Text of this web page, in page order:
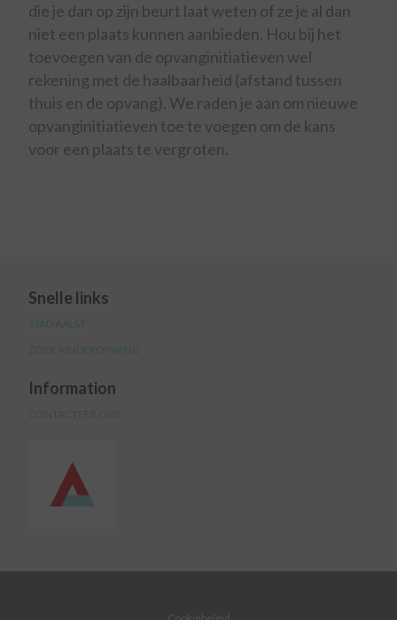
die je dan op zijn beurt laat weten of ze je al dan
niet een plaats kunnen aanbieden. Hou bij het
toevoegen van de opvanginitiatieven wel
rekening met de haalbaarheid (afstand tussen
thuis en de opvang). We raden je aan om nieuwe
opvanginitiatieven toe te voegen om de kans
voor een plaats te vergroten.
Snelle links
STAD AALST
ZOEK KINDEROPVANG
Information
CONTACTEER ONS